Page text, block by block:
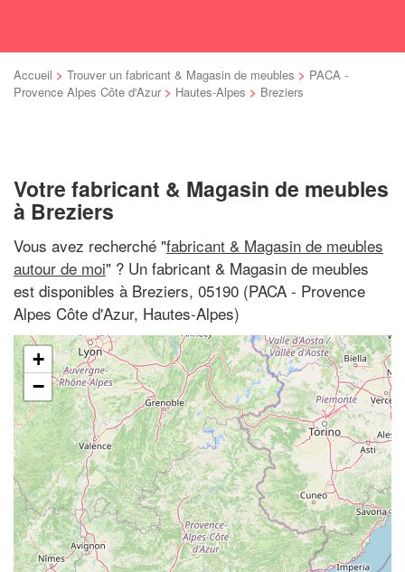
Accueil > Trouver un fabricant & Magasin de meubles > PACA -
Provence Alpes Côte d'Azur > Hautes-Alpes > Breziers
Votre fabricant & Magasin de meubles
à Breziers
Vous avez recherché "fabricant & Magasin de meubles
autour de moi" ? Un fabricant & Magasin de meubles
est disponibles à Breziers, 05190 (PACA - Provence
Alpes Côte d'Azur, Hautes-Alpes)
+
−